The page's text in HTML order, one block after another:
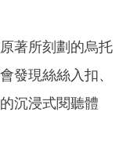
著所刻劃的烏托
發現絲絲入扣、
沉浸式閱聽體